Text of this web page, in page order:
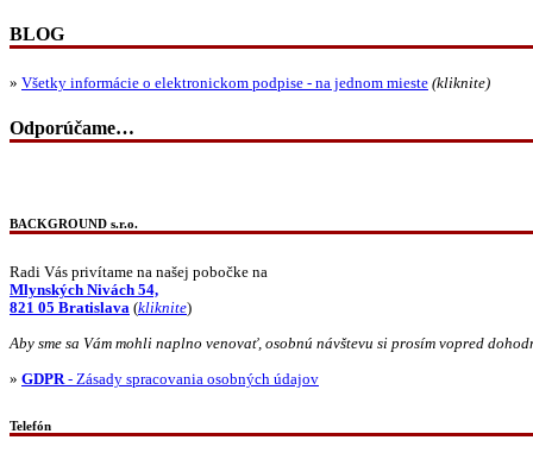
BLOG
» Všetky informácie o elektronickom podpise - na jednom mieste (kliknite)
Odporúčame…
BACKGROUND s.r.o.
Radi Vás privítame na našej pobočke na
Mlynských Nivách 54,
821 05 Bratislava (kliknite)
Aby sme sa Vám mohli naplno venovať, osobnú návštevu si prosím vopred
» GDPR- Zásady spracovania osobných údajov
Telefón